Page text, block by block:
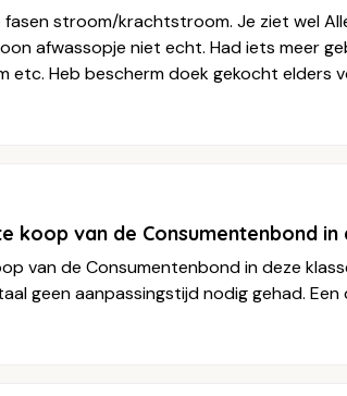
stroom/krachtstroom. Je ziet wel
afwassopje niet echt. Had iets meer
etc. Heb bescherm doek gekocht elders
koop van de Consumentenbond in
van de Consumentenbond in deze
geen aanpassingstijd nodig gehad. Een